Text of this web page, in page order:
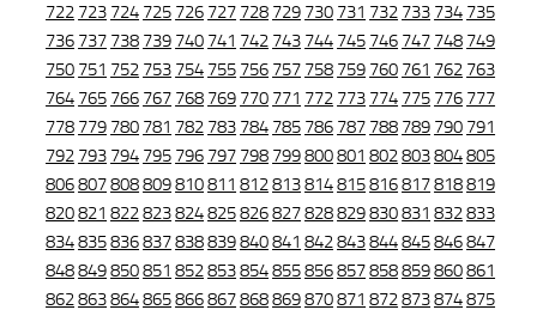
722 723 724 725 726 727 728 729 730 731 732 733 734 735
736 737 738 739 740 741 742 743 744 745 746 747 748 749
750 751 752 753 754 755 756 757 758 759 760 761 762 763
764 765 766 767 768 769 770 771 772 773 774 775 776 777
778 779 780 781 782 783 784 785 786 787 788 789 790 791
792 793 794 795 796 797 798 799800801 802803804805
806807808809810811 812813814815816817818819
820821 822823824825826827828829830831 832833
834835836837838839840841 842843844845846847
848849850851 852853854855856857858859860861
862863864865866867868869870871 872873874875